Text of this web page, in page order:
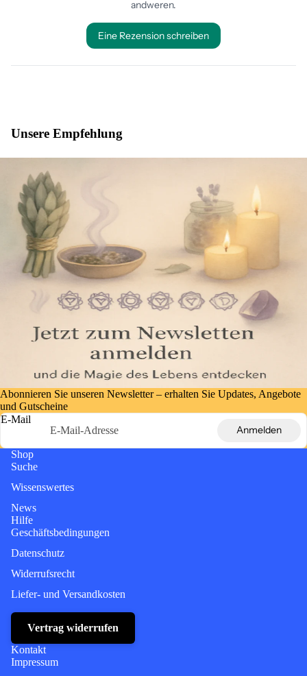
Unsere Empfehlung
Abonnieren Sie unseren Newsletter – erhalten Sie Updates, Angebote
und Gutscheine
E-Mail
Anmelden
Shop
Suche
Wissenswertes
News
Hilfe
Geschäftsbedingungen
Datenschutz
Widerrufsrecht
Liefer- und Versandkosten
Vertrag widerrufen
Kontakt
Impressum